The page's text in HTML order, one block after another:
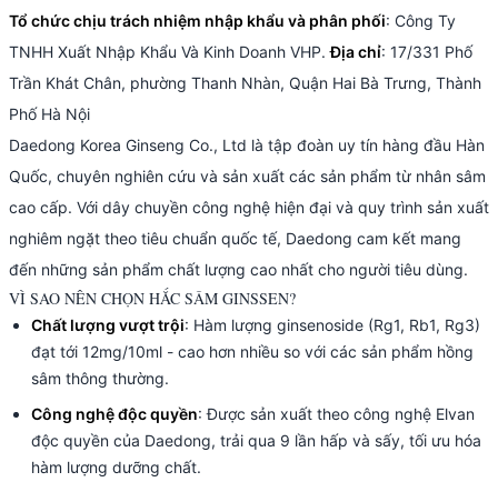
Tổ chức chịu trách nhiệm nhập khẩu và phân phối: Công Ty
TNHH Xuất Nhập Khẩu Và Kinh Doanh VHP.Địa chỉ: 17/331 Phố
Trần Khát Chân, phường Thanh Nhàn, Quận Hai Bà Trưng, Thành
Phố Hà Nội
Daedong Korea Ginseng Co., Ltd là tập đoàn uy tín hàng đầu Hàn
Quốc, chuyên nghiên cứu và sản xuất các sản phẩm từ nhân sâm
cao cấp. Với dây chuyền công nghệ hiện đại và quy trình sản xuất
nghiêm ngặt theo tiêu chuẩn quốc tế, Daedong cam kết mang
đến những sản phẩm chất lượng cao nhất cho người tiêu dùng.
VÌ SAO NÊN CHỌN HẮC SÂM GINSSEN?
Chất lượng vượt trội: Hàm lượng ginsenoside (Rg1, Rb1, Rg3)
đạt tới 12mg/10ml - cao hơn nhiều so với các sản phẩm hồng
sâm thông thường.
Công nghệ độc quyền: Được sản xuất theo công nghệ Elvan
độc quyền của Daedong, trải qua 9 lần hấp và sấy, tối ưu hóa
hàm lượng dưỡng chất.